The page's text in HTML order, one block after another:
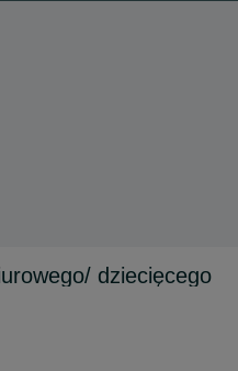
dziecięcego